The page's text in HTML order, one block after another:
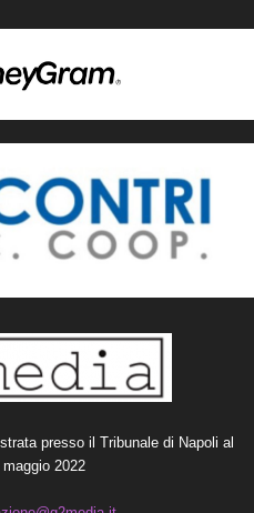
presso il Tribunale di Napoli al
2022